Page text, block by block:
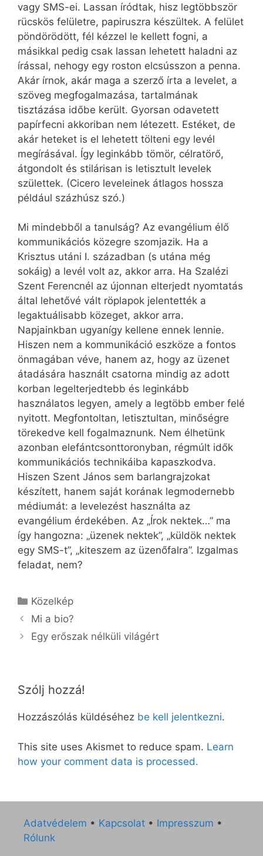
vagy SMS-ei. Lassan íródtak, hisz legtöbbször
rücskös felületre, papiruszra készültek. A felület
pöndörödött, fél kézzel le kellett fogni, a
másikkal pedig csak lassan lehetett haladni az
írással, nehogy egy roston elcsússzon a penna.
Akár írnok, akár maga a szerző írta a levelet, a
szöveg megfogalmazása, tartalmának
tisztázása időbe került. Gyorsan odavetett
papírfecni akkoriban nem létezett. Estéket, de
akár heteket is el lehetett tölteni egy levél
megírásával. Így leginkább tömör, célratörő,
átgondolt és stilárisan is letisztult levelek
születtek. (Cicero leveleinek átlagos hossza
például százhúsz szó.)
Mi mindebből a tanulság? Az evangélium élő
kommunikációs közegre szomjazik. Ha a
Krisztus utáni I. században (s utána még
sokáig) a levél volt az, akkor arra. Ha Szalézi
Szent Ferencnél az újonnan elterjedt nyomtatás
által lehetővé vált röplapok jelentették a
legaktuálisabb közeget, akkor arra.
Napjainkban ugyanígy kellene ennek lennie.
Hiszen nem a kommunikáció eszköze a fontos
önmagában véve, hanem az, hogy az üzenet
átadására használt csatorna mindig az adott
korban legelterjedtebb és leginkább
használatos legyen, amely a legtöbb ember felé
nyitott. Megfontoltan, letisztultan, minőségre
törekedve kell fogalmaznunk. Nem élhetünk
azonban elefántcsonttoronyban, régmúlt idők
kommunikációs technikáiba kapaszkodva.
Hiszen Szent János sem barlangrajzokat
készített, hanem saját korának legmodernebb
médiumát: a levelezést használta az
evangélium érdekében. Az „Írok nektek…” ma
így hangozna: „üzenek nektek”, „küldök nektek
egy SMS-t”, „kiteszem az üzenőfalra”. Izgalmas
feladat, nem?
Kategória
Közelkép
Mi a bio?
Egy erőszak nélküli világért
Szólj hozzá!
Hozzászólás küldéséhez be kell jelentkezni.
This site uses Akismet to reduce spam. Learn
how your comment data is processed.
Adatvédelem • Kapcsolat • Impresszum •
Rólunk